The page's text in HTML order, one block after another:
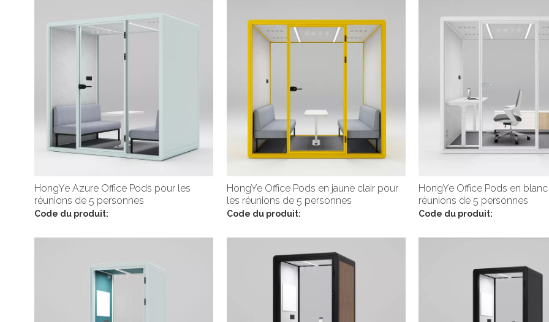
HongYe Azure Office Pods pour les
réunions de 5 personnes
Code du produit:
HongYe Office Pods en jaune clair pour
les réunions de 5 personnes
Code du produit:
HongYe Office Pods en
réunions de 5 personnes
Code du produit: